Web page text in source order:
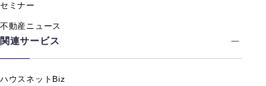
セミナー
不動産ニュース
関連サービス
ハウスネットBiz